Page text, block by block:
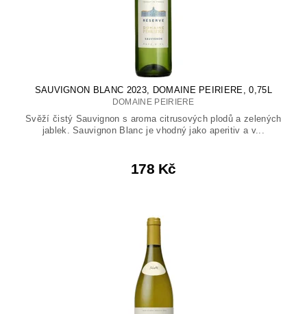
SAUVIGNON BLANC 2023, DOMAINE PEIRIERE, 0,75L
DOMAINE PEIRIERE
Svěží čistý Sauvignon s aroma citrusových plodů a zelených
jablek. Sauvignon Blanc je vhodný jako aperitiv a v...
178 Kč